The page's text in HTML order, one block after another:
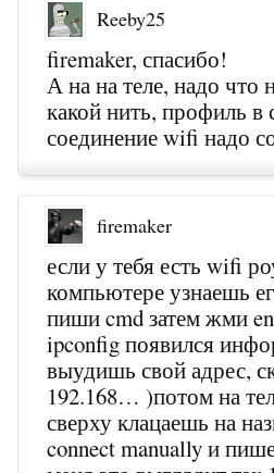
Reeby25
firemaker, спасибо!
А на на теле, надо что
какой нить, профиль
соединение wifi надо
firemaker
если у тебя есть wifi
компьютере узнаешь
пиши cmd затем жми
ipconfig появился
выудишь свой адрес,
192.168… )потом на
сверху клацаешь на
connect manually и